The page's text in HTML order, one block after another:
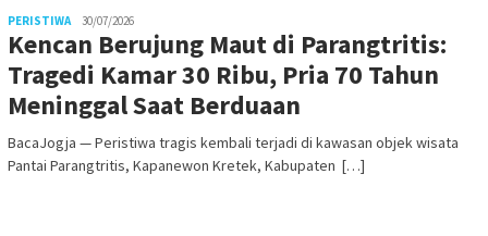
PERISTIWA 30/07/2026
Kencan Berujung Maut di Parangtritis:
Tragedi Kamar 30 Ribu, Pria 70 Tahun
Meninggal Saat Berduaan
BacaJogja — Peristiwa tragis kembali terjadi di kawasan objek wisata
Pantai Parangtritis, Kapanewon Kretek, Kabupaten […]